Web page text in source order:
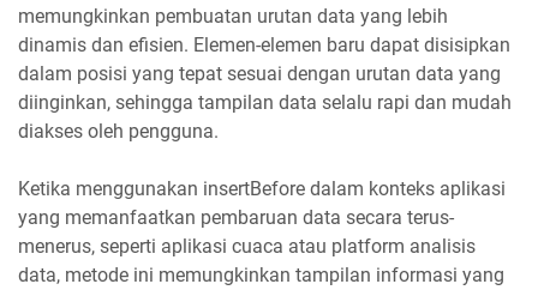
memungkinkan pembuatan urutan data yang lebih
dinamis dan efisien. Elemen-elemen baru dapat disisipkan
dalam posisi yang tepat sesuai dengan urutan data yang
diinginkan, sehingga tampilan data selalu rapi dan mudah
diakses oleh pengguna.
Ketika menggunakan insertBefore dalam konteks aplikasi
yang memanfaatkan pembaruan data secara terus-
menerus, seperti aplikasi cuaca atau platform analisis
data, metode ini memungkinkan tampilan informasi yang